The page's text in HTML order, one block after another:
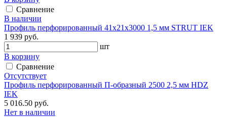
Сравнение
В наличии
Профиль перфорированный 41х21х3000 1,5 мм STRUT IEK
1 939 руб.
шт
В корзину
Сравнение
Отсутствует
Профиль перфорированный П-образный 2500 2,5 мм HDZ
IEK
5 016.50 руб.
Нет в наличии